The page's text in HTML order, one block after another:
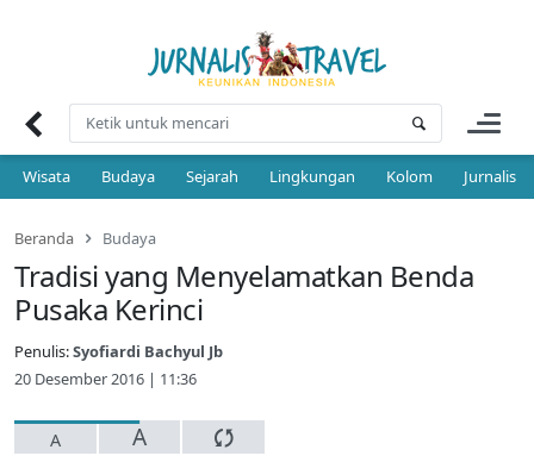
Wisata Budaya Sejarah Lingkungan Kolom Jurnalis
Beranda Budaya
Tradisi yang Menyelamatkan Benda
Pusaka Kerinci
Penulis:Syofiardi Bachyul Jb
20 Desember 2016 | 11:36
A A